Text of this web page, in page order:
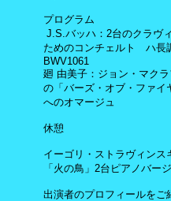
プログラム
J.S.バッハ：2台のクラヴ
ためのコンチェルト ハ
BWV1061
廻 由美子：ジョン・マク
の「バーズ・オブ・ファイ
へのオマージュ
休憩
イーゴリ・ストラヴィンス
「火の鳥」2台ピアノバー
出演者のプロフィールをご